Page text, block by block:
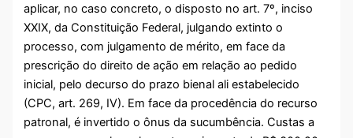
aplicar, no caso concreto, o disposto no art. 7º, inciso
XXIX, da Constituição Federal, julgando extinto o
processo, com julgamento de mérito, em face da
prescrição do direito de ação em relação ao pedido
inicial, pelo decurso do prazo bienal ali estabelecido
(CPC, art. 269, IV). Em face da procedência do recurso
patronal, é invertido o ônus da sucumbência. Custas a